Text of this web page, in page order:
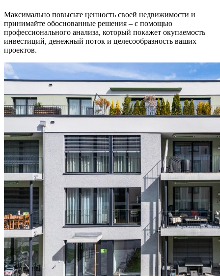
Максимально повысьте ценность своей недвижимости и
принимайте обоснованные решения – с помощью
профессионального анализа, который покажет окупаемость
инвестиций, денежный поток и целесообразность ваших
проектов.